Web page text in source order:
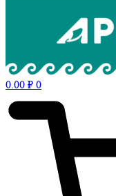
0.00 ₽ 0